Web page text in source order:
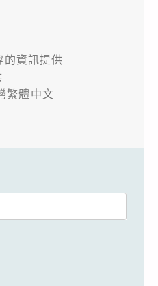
的資訊提供
繁體中文